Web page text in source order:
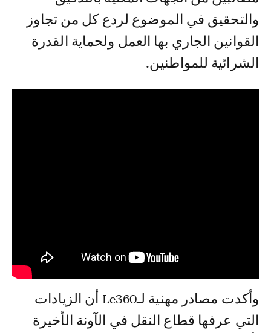
والتحقيق في الموضوع لردع كل من تجاوز
القوانين الجاري بها العمل ولحماية القدرة
الشرائية للمواطنين.
وأكدت مصادر مهنية لـLe360 أن الزيادات
التي عرفها قطاع النقل في الآونة الأخيرة